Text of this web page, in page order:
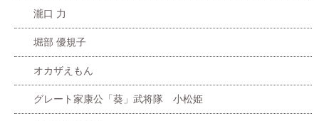
瀧口 力
堀部 優規子
オカザえもん
グレート家康公「葵」武将隊 小松姫